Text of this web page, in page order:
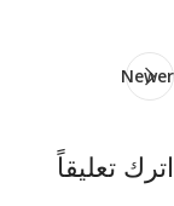
Newer
اترك تعليقاً